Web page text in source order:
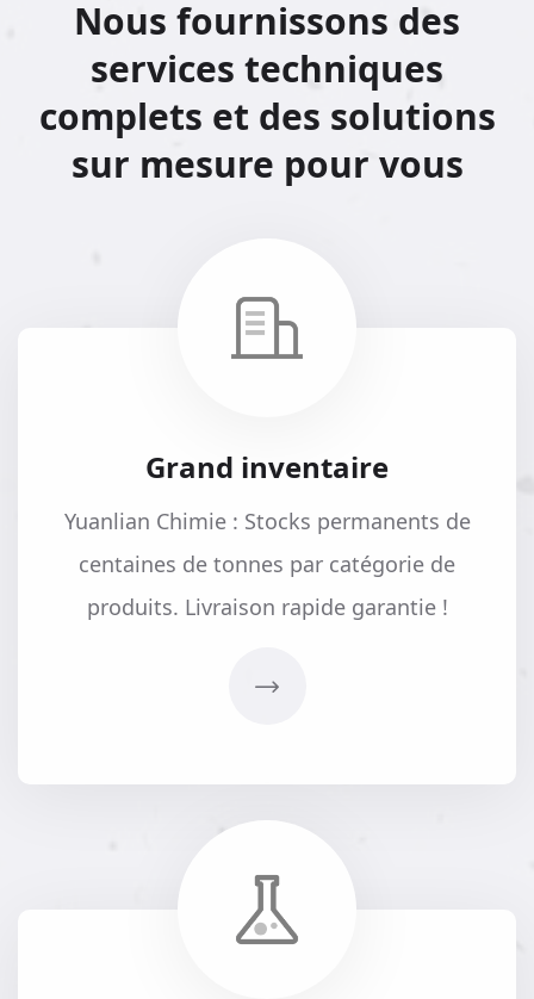
Nous fournissons des
services techniques
complets et des solutions
sur mesure pour vous
Grand inventaire
Yuanlian Chimie : Stocks permanents de
centaines de tonnes par catégorie de
produits. Livraison rapide garantie !